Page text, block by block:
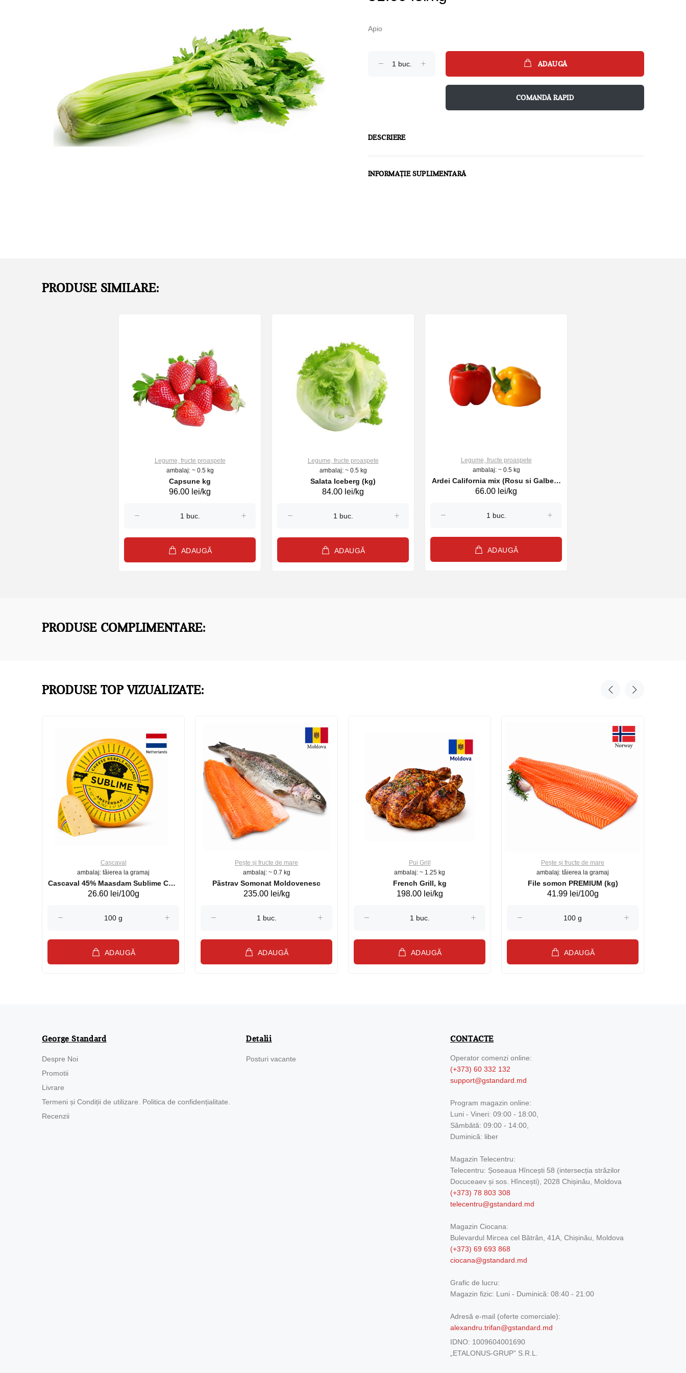
Apio
ADAUGĂ
COMANDĂ RAPID
DESCRIERE
INFORMAȚIE SUPLIMENTARĂ
PRODUSE SIMILARE:
Legume, fructe proaspete
ambalaj: ~ 0.5 kg
Capsune kg
96.00 lei/kg
ADAUGĂ
Legume, fructe proaspete
ambalaj: ~ 0.5 kg
Salata Iceberg (kg)
84.00 lei/kg
ADAUGĂ
Legume, fructe proaspete
ambalaj: ~ 0.5 kg
Ardei California mix (Rosu si Galben)
8%, kg
66.00 lei/kg
ADAUGĂ
PRODUSE COMPLIMENTARE:
PRODUSE TOP VIZUALIZATE:
Cașcaval
ambalaj: tăierea la gramaj
Cascaval 45% Maasdam Sublime Cow
(075002)
26.60 lei/100g
ADAUGĂ
Pește și fructe de mare
ambalaj: ~ 0.7 kg
Păstrav Somonat Moldovenesc
235.00 lei/kg
ADAUGĂ
Pui Grill
ambalaj: ~ 1.25 kg
French Grill, kg
198.00 lei/kg
ADAUGĂ
Pește și fructe de mare
ambalaj: tăierea la gramaj
File somon PREMIUM (kg)
41.99 lei/100g
ADAUGĂ
George Standard
Despre Noi
Promotii
Livrare
Termeni și Condiții de utilizare. Politica de confidențialitate.
Recenzii
Detalii
Posturi vacante
CONTACTE
Operator comenzi online:
(+373) 60 332 132
support@gstandard.md
Program magazin online:
Luni - Vineri: 09:00 - 18:00,
Sâmbătă: 09:00 - 14:00,
Duminică: liber
Magazin Telecentru:
Telecentru: Șoseaua Hîncești 58 (intersecția străzilor
Docuceaev și sos. Hîncești), 2028 Chișinău, Moldova
(+373) 78 803 308
telecentru@gstandard.md
Magazin Ciocana:
Bulevardul Mircea cel Bătrân, 41A, Chișinău, Moldova
(+373) 69 693 868
ciocana@gstandard.md
Grafic de lucru:
Magazin fizic: Luni - Duminică: 08:40 - 21:00
Adresă e-mail (oferte comerciale):
alexandru.trifan@gstandard.md
IDNO: 1009604001690
„ETALONUS-GRUP” S.R.L.